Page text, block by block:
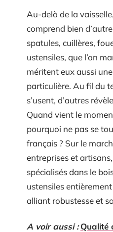
Au-delà de la
comprend bien
spatules, cuillères,
ustensiles, que l’on
méritent eux aussi
particulière. Au fil du
s’usent, d’autres
Quand vient le
pourquoi ne pas se
français ? Sur le
entreprises et
spécialisés dans le
ustensiles
alliant robustesse et
A voir aussi : Qualité